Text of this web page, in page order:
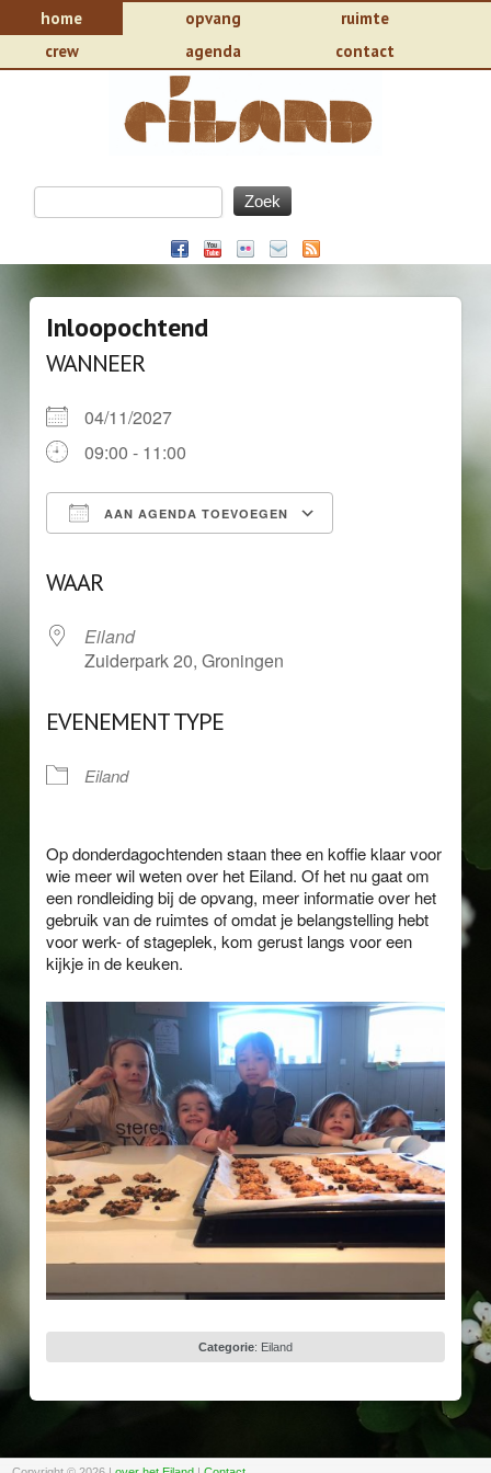
home opvang
ruimte
crew
agenda contact
Inloopochtend
WANNEER
04/11/2027
09:00 - 11:00
AAN AGENDA TOEVOEGEN
WAAR
Eiland
Zuiderpark 20, Groningen
EVENEMENT TYPE
Eiland
Op donderdagochtenden staan thee en koffie klaar voor
wie meer wil weten over het Eiland. Of het nu gaat om
een rondleiding bij de opvang, meer informatie over het
gebruik van de ruimtes of omdat je belangstelling hebt
voor werk- of stageplek, kom gerust langs voor een
kijkje in de keuken.
Categorie: Eiland